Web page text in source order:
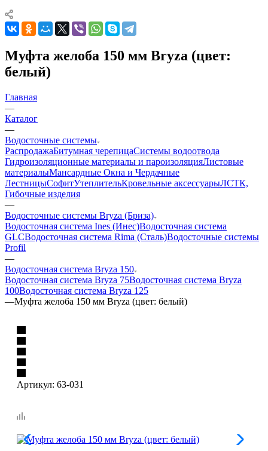
Муфта желоба 150 мм Bryza (цвет:
белый)
Главная
—
Каталог
—
Водосточные системы
РаспродажаБитумная черепицаСистемы водоотвода
Гидроизоляционные материалы и пароизоляцияЛистовые
материалыМансардные Окна и Чердачные
ЛестницыСофитУтеплительКровельные аксессуарыЛСТК,
Гибочные изделия
—
Водосточные системы Bryza (Бриза)
Водосточная система Ines (Инес)Водосточная система
GLCВодосточная система Rima (Сталь)Водосточные системы
Profil
—
Водосточная система Bryza 150
Водосточная система Bryza 75Водосточная система Bryza
100Водосточная система Bryza 125
—Муфта желоба 150 мм Bryza (цвет: белый)
Артикул: 63-031